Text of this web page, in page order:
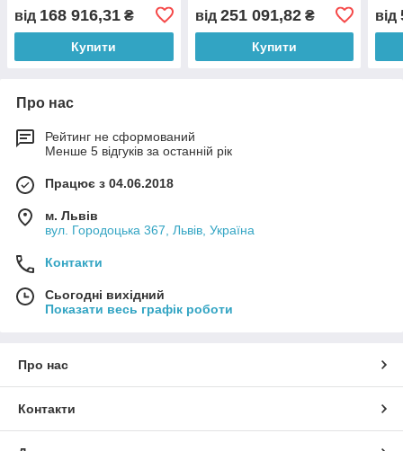
від 168 916,31 ₴
Купити
від 251 091,82₴
Купити
від
Про нас
Рейтинг не сформований
Менше 5 відгуків за останній рік
Працює з 04.06.2018
м. Львів
вул. Городоцька 367, Львів, Україна
Контакти
Сьогодні вихідний
Показати весь графік роботи
Про нас
Контакти